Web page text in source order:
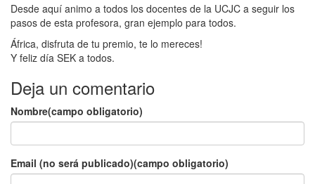
Desde aquí animo a todos los docentes de la UCJC a seguir los
pasos de esta profesora, gran ejemplo para todos.
África, disfruta de tu premio, te lo mereces!
Y feliz día SEK a todos.
Deja un comentario
Nombre(campo obligatorio)
Email (no será publicado)(campo obligatorio)